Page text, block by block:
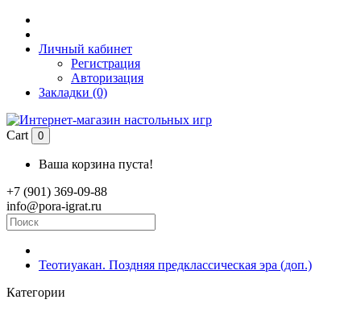
Личный кабинет
Регистрация
Авторизация
Закладки (0)
Cart 0
Ваша корзина пуста!
+7 (901) 369-09-88
info@pora-igrat.ru
Теотиуакан. Поздняя предклассическая эра (доп.)
Категории